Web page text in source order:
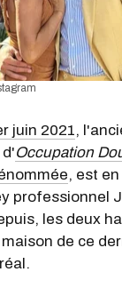
juin 2021,
Occupation
, est
professionnel
les deux
de ce